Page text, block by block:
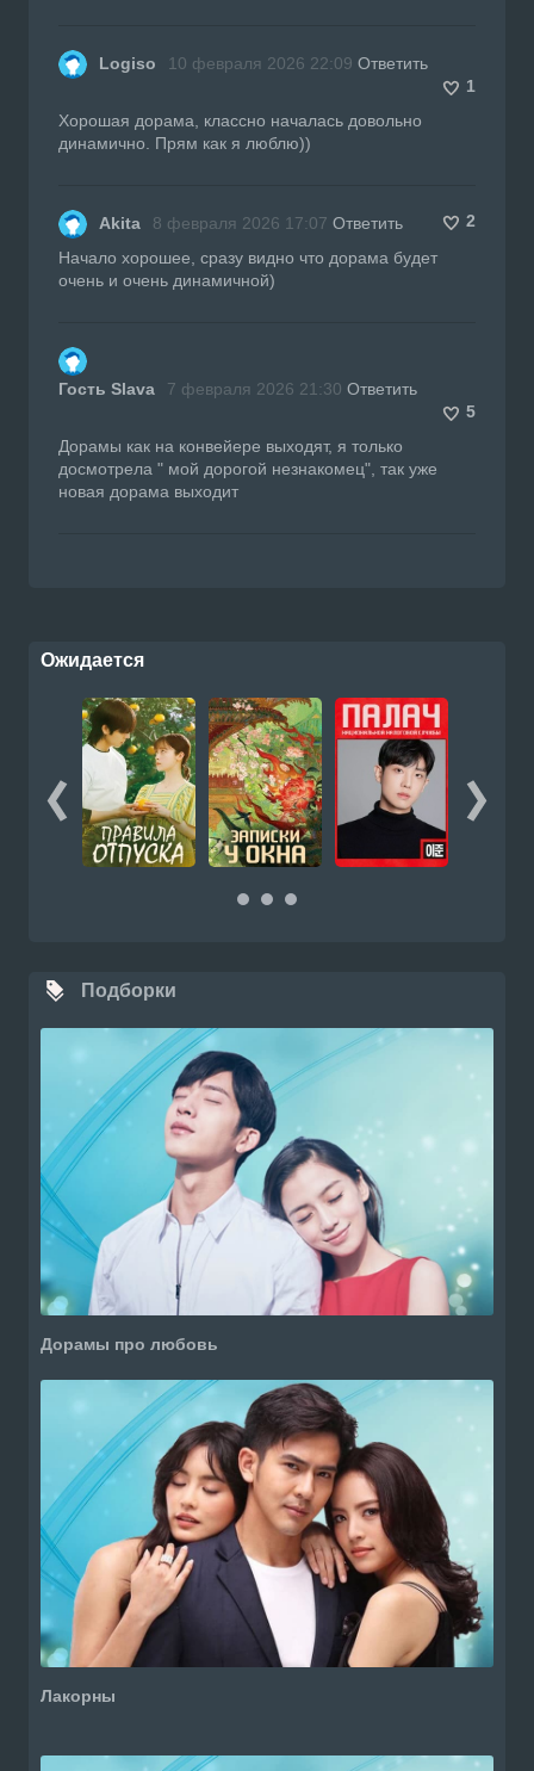
Logiso 10 февраля 2026 22:09 Ответить
1
Хорошая дорама, классно началась довольно
динамично. Прям как я люблю))
Akita 8 февраля 2026 17:07 Ответить
2
Начало хорошее, сразу видно что дорама будет
очень и очень динамичной)
Гость Slava 7 февраля 2026 21:30 Ответить
5
Дорамы как на конвейере выходят, я только
досмотрела " мой дорогой незнакомец", так уже
новая дорама выходит
Ожидается
Подборки
Дорамы про любовь
Лакорны